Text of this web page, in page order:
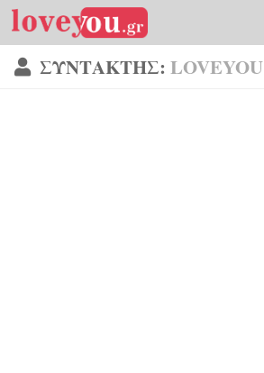
Skip to content
ΣΥΝΤΆΚΤΗΣ: LOVEYOU